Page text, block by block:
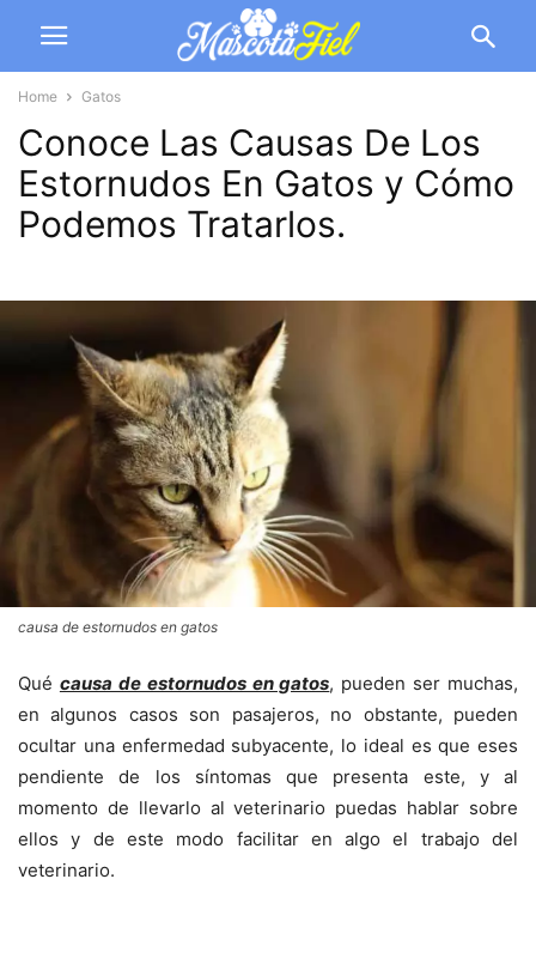
Home Gatos
Conoce Las Causas De Los
Estornudos En Gatos y Cómo
Podemos Tratarlos.
causa de estornudos en gatos
Qué causa de estornudos en gatos, pueden ser muchas,
en algunos casos son pasajeros, no obstante, pueden
ocultar una enfermedad subyacente, lo ideal es que eses
pendiente de los síntomas que presenta este, y al
momento de llevarlo al veterinario puedas hablar sobre
ellos y de este modo facilitar en algo el trabajo del
veterinario.